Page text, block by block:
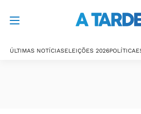
ÚLTIMAS NOTÍCIASELEIÇÕES 2026POLÍTICA